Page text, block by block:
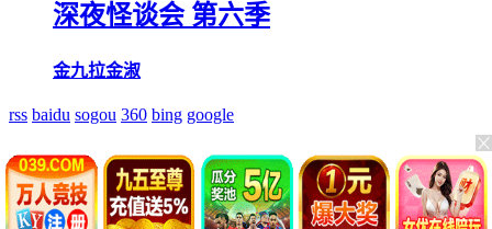
深夜怪谈会 第六季
金九拉金淑
rss baidu sogou 360 bing google